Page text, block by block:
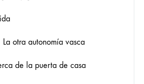
La otra autonomía vasca
de la puerta de casa